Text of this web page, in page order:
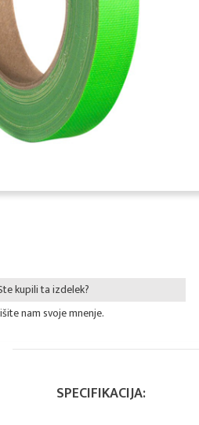
kupili ta izdelek?
nam svoje mnenje.
SPECIFIKACIJA: